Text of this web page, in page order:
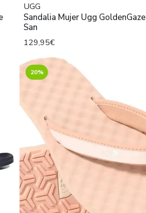
UGG
Sandalia Mujer Ugg GoldenGaze
San
129,95€
20%